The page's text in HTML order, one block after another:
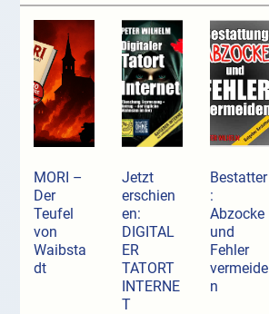
MORI –
Der
Teufel
von
Waibsta
dt
Jetzt
erschien
en:
DIGITAL
ER
TATORT
INTERNE
T
Bestatter
:
Abzocke
und
Fehler
vermeide
n